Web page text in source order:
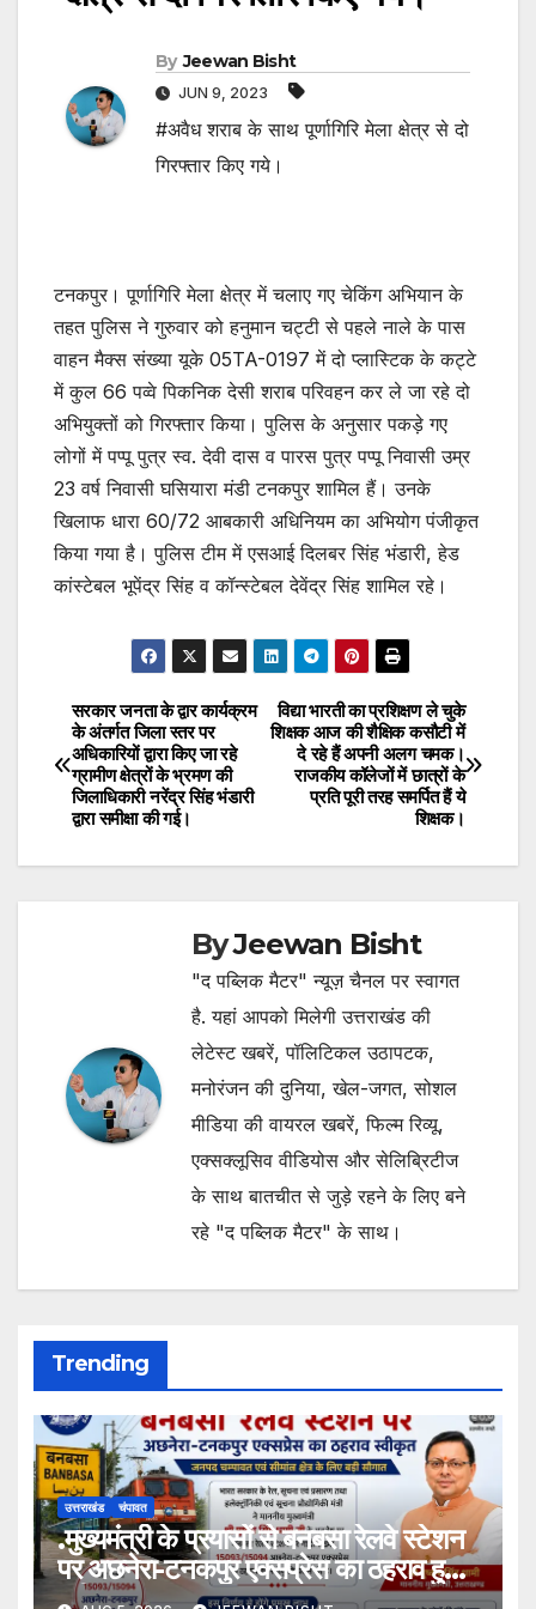
By Jeewan Bisht
JUN 9, 2023
#अवैध शराब के साथ पूर्णागिरि मेला क्षेत्र से दो
गिरफ्तार किए गये।
टनकपुर। पूर्णागिरि मेला क्षेत्र में चलाए गए चेकिंग अभियान के
तहत पुलिस ने गुरुवार को हनुमान चट्टी से पहले नाले के पास
वाहन मैक्स संख्या यूके 05TA-0197 में दो प्लास्टिक के कट्टे
में कुल 66 पव्वे पिकनिक देसी शराब परिवहन कर ले जा रहे दो
अभियुक्तों को गिरफ्तार किया। पुलिस के अनुसार पकड़े गए
लोगों में पप्पू पुत्र स्व. देवी दास व पारस पुत्र पप्पू निवासी उम्र
23 वर्ष निवासी घसियारा मंडी टनकपुर शामिल हैं। उनके
खिलाफ धारा 60/72 आबकारी अधिनियम का अभियोग पंजीकृत
किया गया है। पुलिस टीम में एसआई दिलबर सिंह भंडारी, हेड
कांस्टेबल भूपेंद्र सिंह व कॉन्स्टेबल देवेंद्र सिंह शामिल रहे।
Post
navigation
विद्या भारती का प्रशिक्षण ले चुके
शिक्षक आज की शैक्षिक कसौटी में
दे रहे हैं अपनी अलग चमक।
राजकीय कॉलेजों में छात्रों के
प्रति पूरी तरह समर्पित हैं ये
शिक्षक।
सरकार जनता के द्वार कार्यक्रम
के अंतर्गत जिला स्तर पर
अधिकारियों द्वारा किए जा रहे
ग्रामीण क्षेत्रों के भ्रमण की
जिलाधिकारी नरेंद्र सिंह भंडारी
द्वारा समीक्षा की गई।
ByJeewan Bisht
"द पब्लिक मैटर" न्यूज़ चैनल पर स्वागत
है. यहां आपको मिलेगी उत्तराखंड की
लेटेस्ट खबरें, पॉलिटिकल उठापटक,
मनोरंजन की दुनिया, खेल-जगत, सोशल
मीडिया की वायरल खबरें, फिल्म रिव्यू,
एक्सक्लूसिव वीडियोस और सेलिब्रिटीज
के साथ बातचीत से जुड़े रहने के लिए बने
रहे "द पब्लिक मैटर" के साथ।
Trending
उत्तराखंड चंपावत
.मुख्यमंत्री के प्रयासों से बनबसा रेलवे स्टेशन
पर अछनेरा-टनकपुर एक्सप्रेस का ठहराव हुआ
स्वीकृत